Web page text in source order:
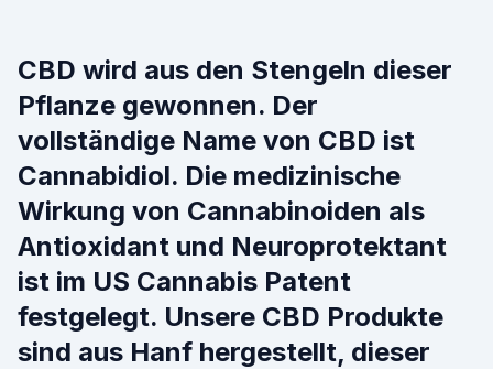
CBD wird aus den Stengeln dieser
Pflanze gewonnen. Der
vollständige Name von CBD ist
Cannabidiol. Die medizinische
Wirkung von Cannabinoiden als
Antioxidant und Neuroprotektant
ist im US Cannabis Patent
festgelegt. Unsere CBD Produkte
sind aus Hanf hergestellt, dieser